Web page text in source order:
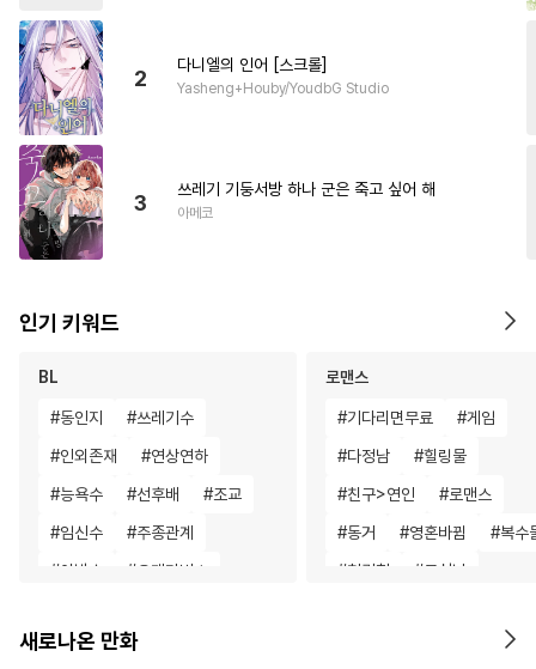
2
다니엘의 인어 [스크롤]
Yasheng+Houby/YoudbG Studio
3
쓰레기 기둥서방 하나 군은 죽고 싶어 해
아메코
인기 키워드
BL
#동인지 #쓰레기수
#인외존재 #연상연하
#능욕수 #선후배 #조교
#임신수 #주종관계
#아방수 #오메가버스
#OO버스
로맨스
#기다리면무료 #게임
#다정남 #힐링물
#친구>연인 #로맨스
#동거 #영혼바뀜 #복수
#첫경험 #무심남
새로나온 만화